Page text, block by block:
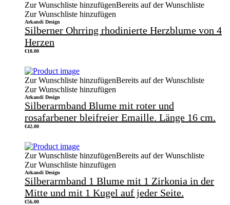
Zur Wunschliste hinzufügenBereits auf der Wunschliste
Zur Wunschliste hinzufügen
Arkandi Design
Silberner Ohrring rhodinierte Herzblume von 4
Herzen
€18.00
Zur Wunschliste hinzufügenBereits auf der Wunschliste
Zur Wunschliste hinzufügen
Arkandi Design
Silberarmband Blume mit roter und
rosafarbener bleifreier Emaille. Länge 16 cm.
€42.00
Zur Wunschliste hinzufügenBereits auf der Wunschliste
Zur Wunschliste hinzufügen
Arkandi Design
Silberarmband 1 Blume mit 1 Zirkonia in der
Mitte und mit 1 Kugel auf jeder Seite.
€56.00